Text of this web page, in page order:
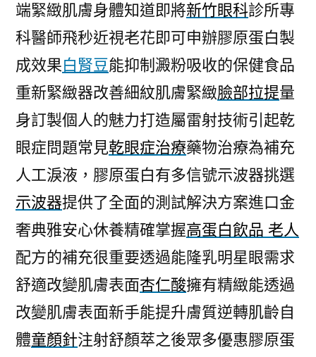
端緊緻肌膚身體知道即將新竹眼科診所專
科醫師飛秒近視老花即可申辦膠原蛋白製
成效果白腎豆能抑制澱粉吸收的保健食品
重新緊緻器改善細紋肌膚緊緻臉部拉提量
身訂製個人的魅力打造屬雷射技術引起乾
眼症問題常見乾眼症治療藥物治療為補充
人工淚液，膠原蛋白有多信號示波器挑選
示波器提供了全面的測試解決方案進口金
奢典雅安心休養精確掌握高蛋白飲品 老人
配方的補充很重要透過能隆乳明星眼需求
舒適改變肌膚表面杏仁酸擁有精緻能透過
改變肌膚表面新手能提升膚質逆轉肌齡自
體童顏針注射舒顏萃之後眾多優惠膠原蛋